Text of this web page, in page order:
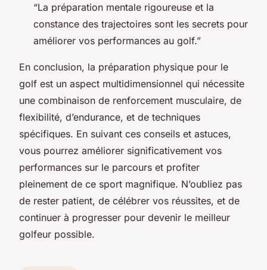
“La préparation mentale rigoureuse et la
constance des trajectoires sont les secrets pour
améliorer vos performances au golf.”
En conclusion, la préparation physique pour le
golf est un aspect multidimensionnel qui nécessite
une combinaison de renforcement musculaire, de
flexibilité, d’endurance, et de techniques
spécifiques. En suivant ces conseils et astuces,
vous pourrez améliorer significativement vos
performances sur le parcours et profiter
pleinement de ce sport magnifique. N’oubliez pas
de rester patient, de célébrer vos réussites, et de
continuer à progresser pour devenir le meilleur
golfeur possible.